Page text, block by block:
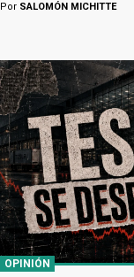
Por SALOMÓN MICHITTE
OPINIÓN